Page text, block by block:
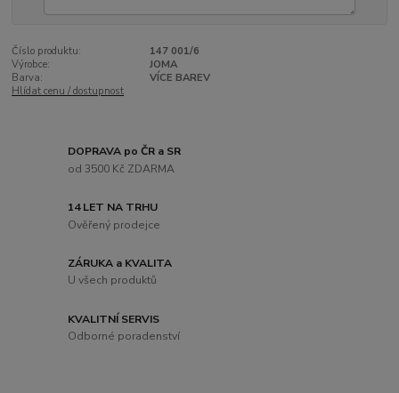
Číslo produktu:
147 001/6
Výrobce:
JOMA
Barva:
VÍCE BAREV
Hlídat cenu / dostupnost
DOPRAVA po ČR a SR
od 3500 Kč ZDARMA
14 LET NA TRHU
Ověřený prodejce
ZÁRUKA a KVALITA
U všech produktů
KVALITNÍ SERVIS
Odborné poradenství